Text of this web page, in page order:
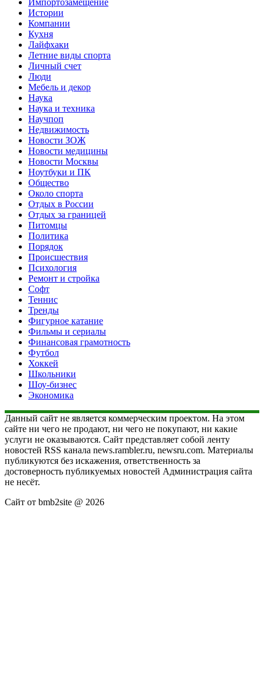
Истории
Компании
Кухня
Лайфхаки
Летние виды спорта
Личный счет
Люди
Мебель и декор
Наука
Наука и техника
Научпоп
Недвижимость
Новости ЗОЖ
Новости медицины
Новости Москвы
Ноутбуки и ПК
Общество
Около спорта
Отдых в России
Отдых за границей
Питомцы
Политика
Порядок
Происшествия
Психология
Ремонт и стройка
Софт
Теннис
Тренды
Фигурное катание
Фильмы и сериалы
Финансовая грамотность
Футбол
Хоккей
Школьники
Шоу-бизнес
Экономика
Данный сайт не является коммерческим проектом. На этом
сайте ни чего не продают, ни чего не покупают, ни какие
услуги не оказываются. Сайт представляет собой ленту
новостей RSS канала news.rambler.ru, newsru.com. Материалы
публикуются без искажения, ответственность за
достоверность публикуемых новостей Администрация сайта
не несёт.
Сайт от bmb2site @ 2026